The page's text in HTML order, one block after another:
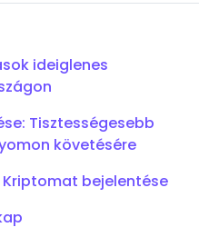
ideiglenes
Tisztességesebb
követésére
bejelentése